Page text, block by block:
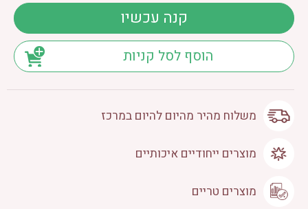
קנה עכשיו
הוסף לסל קניות
משלוח מהיר מהיום להיום במרכז
מוצרים ייחודיים איכותיים
מוצרים טריים